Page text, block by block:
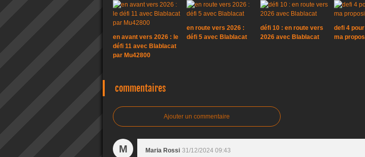
en avant vers 2026 : le
défi 11 avec Blablacat
par Mu42800
en route vers 2026 :
défi 5 avec Blablacat
défi 10 : en route vers
2026 avec Blablacat
defi 4
ma
commentaires
Ajouter un commentaire
M Maria Rossi 31/12/2024 09:43